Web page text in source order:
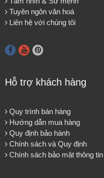
Tuyên ngôn văn hoá
Liên hệ với chúng tôi
Hỗ trợ khách hàng
Quy trình bán hàng
Hướng dẫn mua hàng
Quy định bảo hành
Chính sách và Quy định
Chính sách bảo mật thông tin